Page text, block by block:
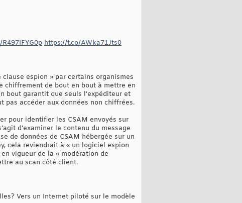
https://t.co/AWka71Jts0
espion » par certains organismes
chiffrement de bout en bout à mettre en
bout garantit que seuls l’expéditeur et
pas accéder aux données non chiffrées.
pour identifier les CSAM envoyés sur
d’examiner le contenu du message
de données de CSAM hébergée sur un
cela reviendrait à « un logiciel espion
vigueur de la « modération de
au scan côté client.
Vers un Internet piloté sur le modèle